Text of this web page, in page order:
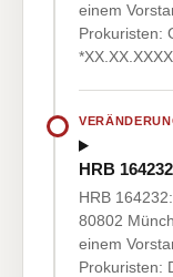
einem
Prokuristen:
HRB 164232
HRB
80802
einem
Prokuristen: